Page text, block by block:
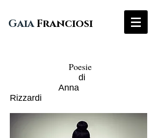
GaiaFranciosi
Poesie
di
Anna
Rizzardi